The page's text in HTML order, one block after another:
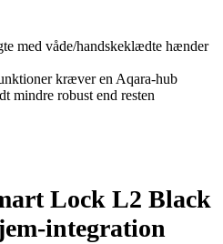
med våde/handskeklædte hænder
kræver en Aqara-hub
mindre robust end resten
Lock L2 Black
integration